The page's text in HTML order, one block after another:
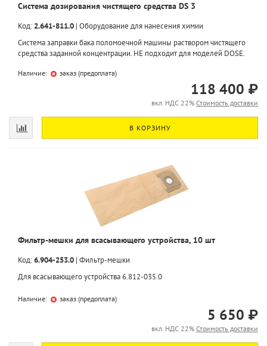
Система дозирования чистящего средства DS 3
Код: 2.641-811.0 | Оборудование для нанесения химии
Система заправки бака поломоечной машины раствором чистящего
средства заданной концентрации. НЕ подходит для моделей DOSE.
Наличие: заказ (предоплата)
118 400 ₽
вкл. НДС 22% Стоимость доставки
В КОРЗИНУ
Фильтр-мешки для всасывающего устройства, 10 шт
Код:6.904-253.0 | Фильтр-мешки
Для всасывающего устройства 6.812-035.0
Наличие: заказ (предоплата)
5 650 ₽
вкл. НДС 22% Стоимость доставки